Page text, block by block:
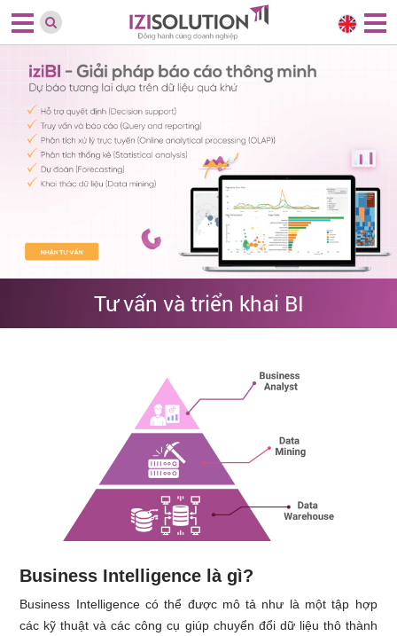
Tư vấn và triển khai BI
Business Intelligence là gì?
Business Intelligence có thể được mô tả như là một tập hợp
các kỹ thuật và các công cụ giúp chuyển đổi dữ liệu thô thành